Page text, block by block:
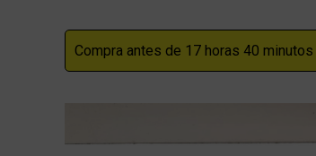
Compra antes de 17 horas 40